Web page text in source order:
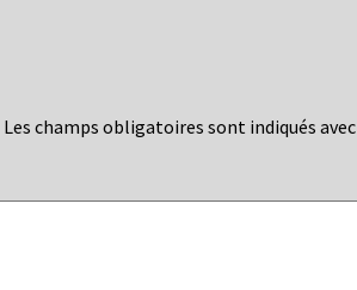
Les champs obligatoires sont indiqués avec